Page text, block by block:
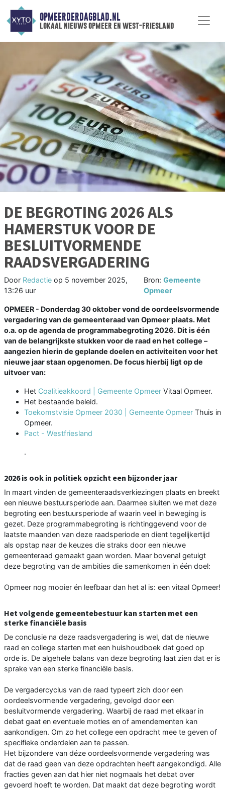
OPMEERDERDAGBLAD.NL
lokaal nieuws opmeer en west-friesland
DE BEGROTING 2026 ALS
HAMERSTUK VOOR DE
BESLUITVORMENDE
RAADSVERGADERING
Door Redactie op 5 november 2025,
13:26 uur
Bron: Gemeente
Opmeer
OPMEER - Donderdag 30 oktober vond de oordeelsvormende
vergadering van de gemeenteraad van Opmeer plaats. Met
o.a. op de agenda de programmabegroting 2026. Dit is één
van de belangrijkste stukken voor de raad en het college –
aangezien hierin de geplande doelen en activiteiten voor het
nieuwe jaar staan opgenomen. De focus hierbij ligt op de
uitvoer van:
Het Coalitieakkoord | Gemeente Opmeer Vitaal Opmeer.
Het bestaande beleid.
Toekomstvisie Opmeer 2030 | Gemeente Opmeer Thuis in
Opmeer.
Pact - Westfriesland
.
2026 is ook in politiek opzicht een bijzonder jaar
In maart vinden de gemeenteraadsverkiezingen plaats en breekt
een nieuwe bestuursperiode aan. Daarmee sluiten we met deze
begroting een bestuursperiode af waarin veel in beweging is
gezet. Deze programmabegroting is richtinggevend voor de
laatste maanden van deze raadsperiode en dient tegelijkertijd
als opstap naar de keuzes die straks door een nieuwe
gemeenteraad gemaakt gaan worden. Maar bovenal getuigt
deze begroting van de ambities die samenkomen in één doel:
Opmeer nog mooier én leefbaar dan het al is: een vitaal Opmeer!
Het volgende gemeentebestuur kan starten met een
sterke financiële basis
De conclusie na deze raadsvergadering is wel, dat de nieuwe
raad en college starten met een huishoudboek dat goed op
orde is. De algehele balans van deze begroting laat zien dat er is
sprake van een sterke financiële basis.
De vergadercyclus van de raad typeert zich door een
oordeelsvormende vergadering, gevolgd door een
besluitvormende vergadering. Waarbij de raad met elkaar in
debat gaat en eventuele moties en of amendementen kan
aankondigen. Om zo het college een opdracht mee te geven of
specifieke onderdelen aan te passen.
Het bijzondere van déze oordeelsvormende vergadering was
dat de raad geen van deze opdrachten heeft aangekondigd. Alle
fracties geven aan dat hier niet nogmaals het debat over
gevoerd hoeft te worden. Dat maakt dat deze begroting wordt